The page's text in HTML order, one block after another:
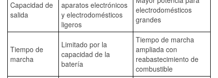
Capacidad de
salida
aparatos electrónicos
y electrodomésticos
ligeros
electrodomésticos
grandes
Tiempo de
marcha
Limitado por la
capacidad de la
batería
Tiempo de marcha
ampliada con
reabastecimiento de
combustible